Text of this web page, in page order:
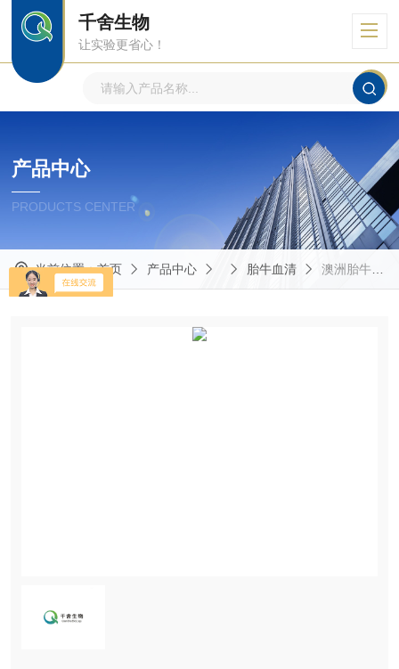
千舍生物
让实验更省心！
产品中心
PRODUCTS CENTER
当前位置：首页 产品中心 胎牛血清 澳洲胎牛血清